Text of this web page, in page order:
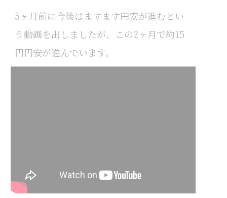
5ヶ月前に今後はますます円安が進むとい
う動画を出しましたが、この2ヶ月で約15
円円安が進んでいます。